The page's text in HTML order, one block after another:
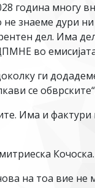
година многу
знаеме дури
дел. Има
во
ги
се
Има и
Кочоска.
на тоа вие не